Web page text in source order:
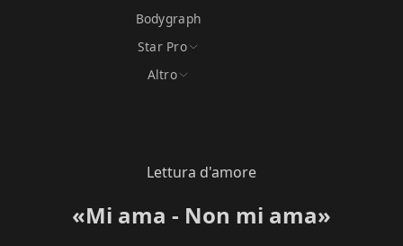
Bodygraph
Star Pro
Altro
Lettura d'amore
«Mi ama - Non mi ama»